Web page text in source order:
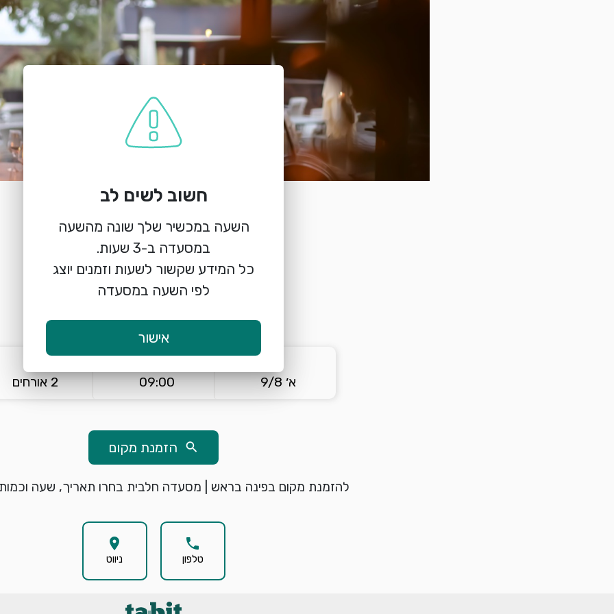
הזמנת מקום
פינה בראש | מסעדה חלבית
החלוצים 8, ראש פינה
warning
keyboard_arrow_down
א׳ 9/8
keyboard_arrow_down
09:00 2 אורחים
search הזמנת מקום
להזמנת מקום בפינה בראש | מסעדה חלבית בחרו תאריך, שעה וכמות
phone
טלפון
location_on
ניווט
חשוב לשים לב
השעה במכשיר שלך שונה מהשעה
כל המידע שקשור לשעות וזמנים יוצג
לפי השעה במסעדה
אישור